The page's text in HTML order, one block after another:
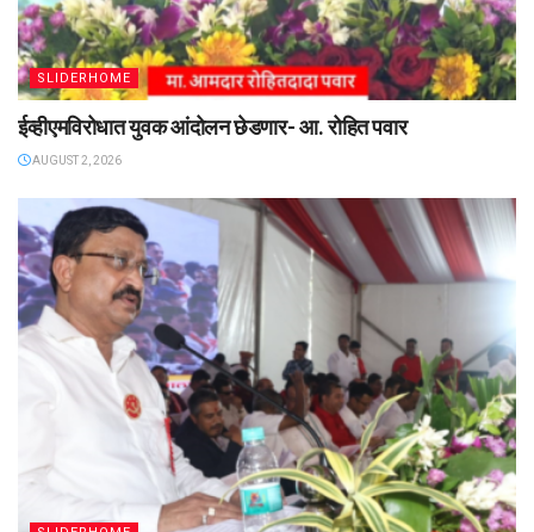
SLIDERHOME
ईव्हीएमविरोधात युवक आंदोलन छेडणार- आ. रोहित पवार
AUGUST 2, 2026